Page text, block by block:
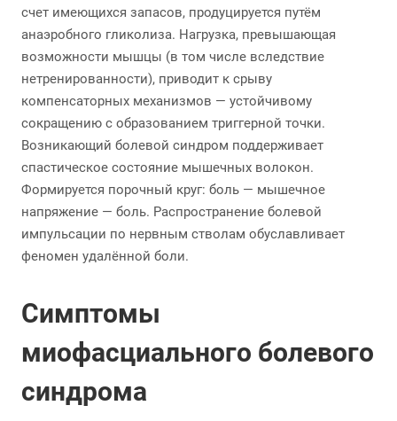
счет имеющихся запасов, продуцируется путём
анаэробного гликолиза. Нагрузка, превышающая
возможности мышцы (в том числе вследствие
нетренированности), приводит к срыву
компенсаторных механизмов — устойчивому
сокращению с образованием триггерной точки.
Возникающий болевой синдром поддерживает
спастическое состояние мышечных волокон.
Формируется порочный круг: боль — мышечное
напряжение — боль. Распространение болевой
импульсации по нервным стволам обуславливает
феномен удалённой боли.
Симптомы
миофасциального болевого
синдрома